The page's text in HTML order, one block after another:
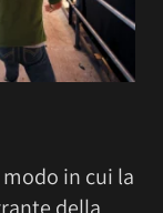
modo in cui la